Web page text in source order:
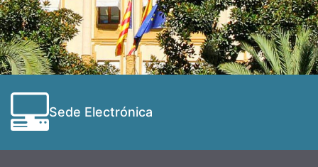
Sede Electrónica